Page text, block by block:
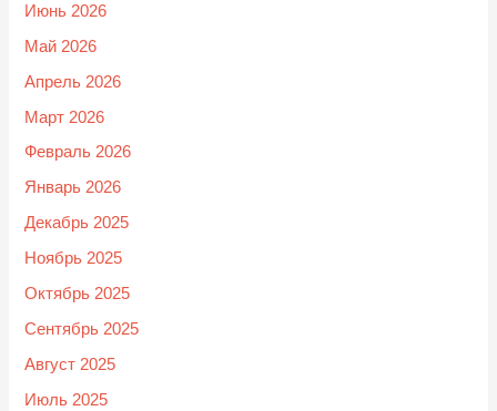
Июнь 2026
Май 2026
Апрель 2026
Март 2026
Февраль 2026
Январь 2026
Декабрь 2025
Ноябрь 2025
Октябрь 2025
Сентябрь 2025
Август 2025
Июль 2025